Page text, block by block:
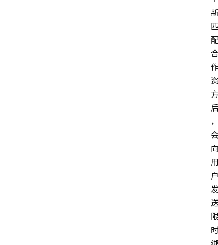
新
匹
配
合
作
资
方
后
，
会
向
用
户
发
送
限
时